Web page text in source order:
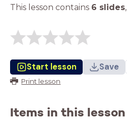
This lesson contains 6 slides,
Start lesson Save
Print lesson
Items in this lesson